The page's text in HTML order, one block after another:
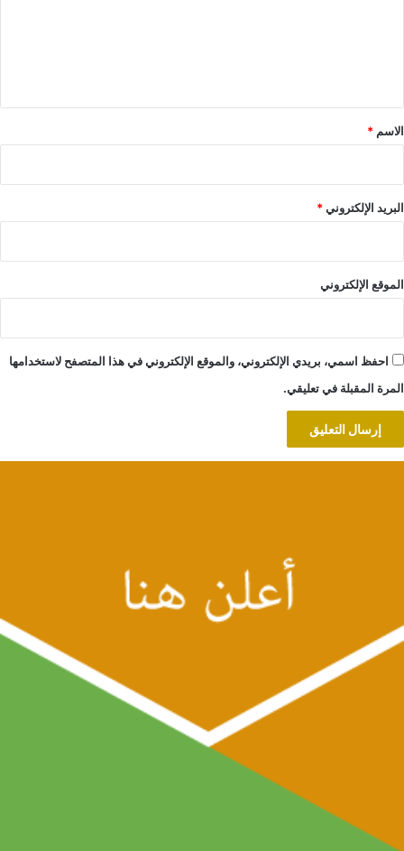
*
الاسم *
البريد الإلكتروني*
الموقع الإلكتروني
احفظ اسمي، بريدي الإلكتروني، والموقع الإلكتروني في هذا المتصفح لاستخدامها
المرة المقبلة في تعليقي.